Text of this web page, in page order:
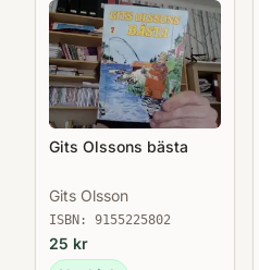
Gits Olssons bästa
Gits Olsson
ISBN: 9155225802
25 kr